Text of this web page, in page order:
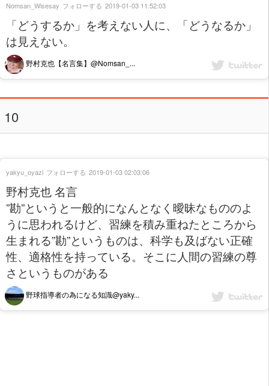
「どうするか」を考えない人に、「どうなるか」
は見えない。
野村克也【名言集】@Nomsan_...
Nomsan_Wisesay フォローする 2019-01-03 11:52:03
10
野村克也 名言
”勘”というと一般的になんとなく曖昧なもののよ
うに思われるけど、習練を積み重ねたところから
生まれる”勘”というものは、科学も及ばない正確
性、適格性を持っている。そこに人間の習練の尊
さというものがある
野球指導者の為になる知識@yaky...
yakyu_oyazi フォローする 2019-01-03 02:03:06